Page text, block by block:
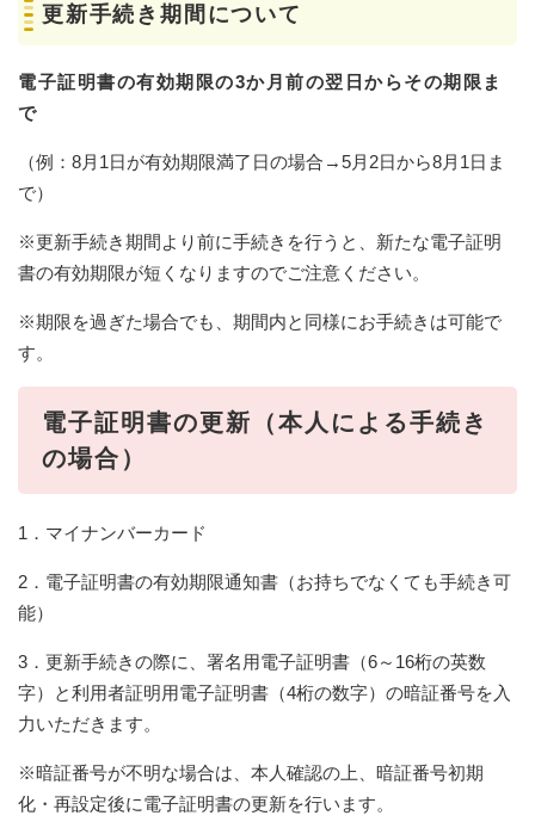
更新手続き期間について
電子証明書の有効期限の3か月前の翌日からその期限ま
で
（例：8月1日が有効期限満了日の場合→5月2日から8月1日ま
で）
※更新手続き期間より前に手続きを行うと、新たな電子証明
書の有効期限が短くなりますのでご注意ください。
※期限を過ぎた場合でも、期間内と同様にお手続きは可能で
す。
電子証明書の更新（本人による手続き
の場合）
1．マイナンバーカード
2．電子証明書の有効期限通知書（お持ちでなくても手続き可
能）
3．更新手続きの際に、署名用電子証明書（6～16桁の英数
字）と利用者証明用電子証明書（4桁の数字）の暗証番号を入
力いただきます。
※暗証番号が不明な場合は、本人確認の上、暗証番号初期
化・再設定後に電子証明書の更新を行います。